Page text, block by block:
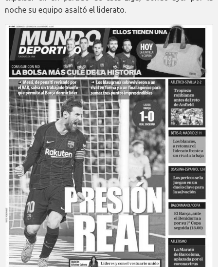
noche su equipo asaltó el liderato.